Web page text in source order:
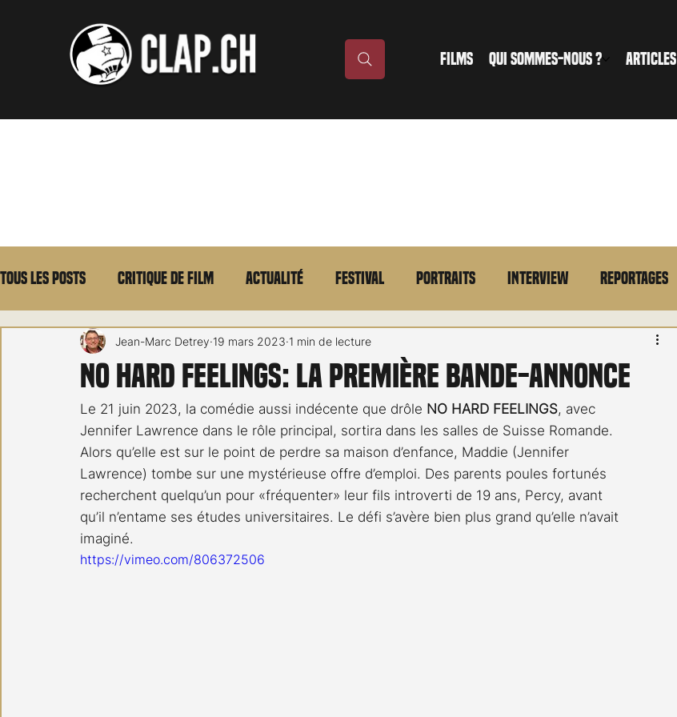
FILMS QUI SOMMES-NOUS ? ARTICLES
Tous les posts Critique de film Actualité Festival Portraits Interview Reportages
Max Borg Laurent Scherlen Memento En bref
Carnet noir Open Air Série TV Stéfanie Rossier Streaming Stefanie Rossier
NO HARD FEELINGS: La première bande-annonce
Jean-Marc Detrey 19 mars 2023 1 min de lecture
Le 21 juin 2023, la comédie aussi indécente que drôle NO HARD FEELINGS, avec
Jennifer Lawrence dans le rôle principal, sortira dans les salles de Suisse Romande.
Alors qu’elle est sur le point de perdre sa maison d’enfance, Maddie (Jennifer
Lawrence) tombe sur une mystérieuse offre d’emploi. Des parents poules fortunés
recherchent quelqu’un pour «fréquenter» leur fils introverti de 19 ans, Percy, avant
qu’il n’entame ses études universitaires. Le défi s’avère bien plus grand qu’elle n’avait
imaginé.
https://vimeo.com/806372506